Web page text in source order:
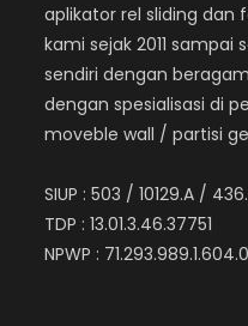
aplikator rel sliding dan
kami sejak 2011 sampai
sendiri dengan
dengan spesialisasi di
moveble wall / partisi
SIUP : 503 / 10129.A /
TDP : 13.01.3.46.37751
NPWP :